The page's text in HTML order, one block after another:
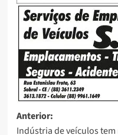
Anterior:
Indústria de veículos